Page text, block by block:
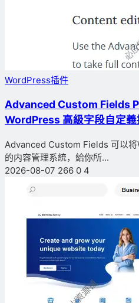
WordPress插件
Advanced Custom Fields
WordPress 高級字段自定義
Advanced Custom Fields 可以
的内容管理系統，給你所...
2026-08-07 266 0 4